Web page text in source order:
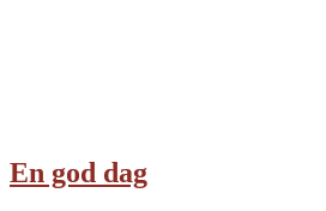
En god dag